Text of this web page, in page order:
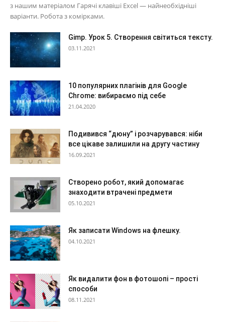
з нашим матеріалом Гарячі клавіші Excel — найнеобхідніші
варіанти. Робота з комірками.
Gimp. Урок 5. Створення світиться тексту.
03.11.2021
10 популярних плагінів для Google
Chrome: вибираємо під себе
21.04.2020
Подивився “дюну” і розчарувався: ніби
все цікаве залишили на другу частину
16.09.2021
Створено робот, який допомагає
знаходити втрачені предмети
05.10.2021
Як записати Windows на флешку.
04.10.2021
Як видалити фон в фотошопі – прості
способи
08.11.2021